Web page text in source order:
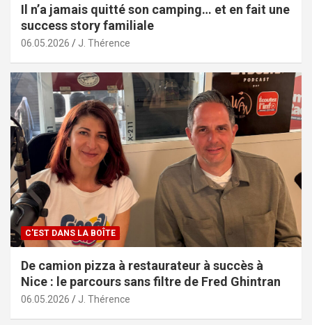
Il n’a jamais quitté son camping… et en fait une
success story familiale
06.05.2026 J. Thérence
C'EST DANS LA BOÎTE
De camion pizza à restaurateur à succès à
Nice : le parcours sans filtre de Fred Ghintran
06.05.2026 J. Thérence